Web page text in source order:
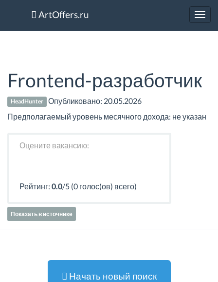
ArtOffers.ru
Frontend-разработчик
HeadHunter Опубликовано: 20.05.2026
Предполагаемый уровень месячного дохода: не указан
Оцените вакансию:
Рейтинг: 0.0/5 (0 голос(ов) всего)
Показать в источнике
Начать новый поиск